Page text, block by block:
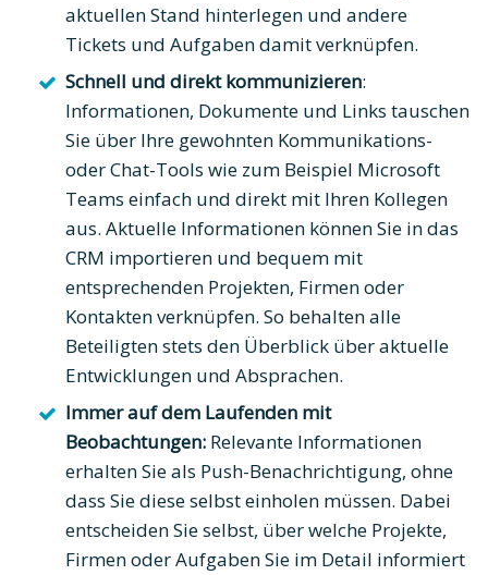
aktuellen Stand hinterlegen und andere
Tickets und Aufgaben damit verknüpfen.
Schnell und direkt kommunizieren:
Informationen, Dokumente und Links tauschen
Sie über Ihre gewohnten Kommunikations-
oder Chat-Tools wie zum Beispiel Microsoft
Teams einfach und direkt mit Ihren Kollegen
aus. Aktuelle Informationen können Sie in das
CRM importieren und bequem mit
entsprechenden Projekten, Firmen oder
Kontakten verknüpfen. So behalten alle
Beteiligten stets den Überblick über aktuelle
Entwicklungen und Absprachen.
Immer auf dem Laufenden mit
Beobachtungen: Relevante Informationen
erhalten Sie als Push-Benachrichtigung, ohne
dass Sie diese selbst einholen müssen. Dabei
entscheiden Sie selbst, über welche Projekte,
Firmen oder Aufgaben Sie im Detail informiert